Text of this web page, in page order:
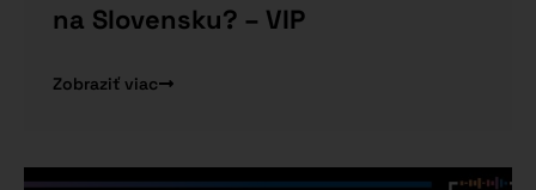
na Slovensku? – VIP
Zobraziť viac